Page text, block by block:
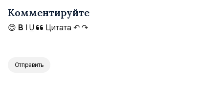
Комментируйте
😊 B I U Цитата ↶ ↷
Отправить